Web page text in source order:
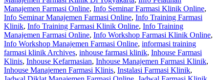
Manajemen Farmasi Online, Info Seminar Farmasi Klinik Online,
Info Seminar Manajemen Farmasi Online, Info Training Farmasi
Klinik, Info Training Farmasi Klinik Online, Info Training
Manajemen Farmasi Online, Info Workshop Farmasi Klinik Online,
Info Workshop Manajemen Farmasi Online, informasi training
farmasi klinik Archives, inhouse farmasi klinik, Inhouse Farmasi
Klinis, Inhouse Kefarmasian, Inhouse Manajemen Farmasi Klinik,
Inhouse Manajemen Farmasi Klinis, Instalasi Farmasi Klinik,